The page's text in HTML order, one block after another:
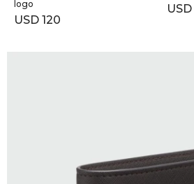
logo
USD 120
USD